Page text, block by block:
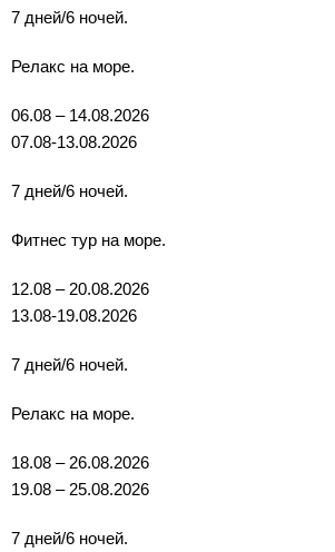
7 дней/6 ночей.
Релакс на море.
06.08 – 14.08.2026
07.08-13.08.2026
7 дней/6 ночей.
Фитнес тур на море.
12.08 – 20.08.2026
13.08-19.08.2026
7 дней/6 ночей.
Релакс на море.
18.08 – 26.08.2026
19.08 – 25.08.2026
7 дней/6 ночей.